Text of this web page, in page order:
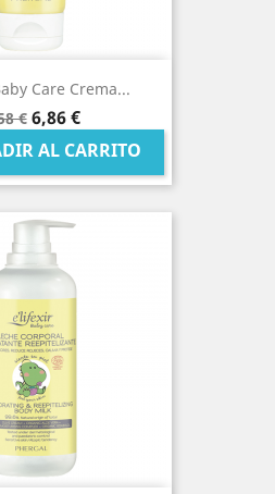
Care Crema...
€ Precio
6,86 €
AL CARRITO